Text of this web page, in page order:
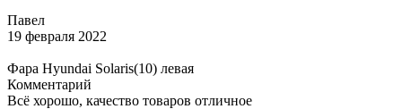
Павел
19 февраля 2022
Фара Hyundai Solaris(10) левая
Комментарий
Всё хорошо, качество товаров отличное